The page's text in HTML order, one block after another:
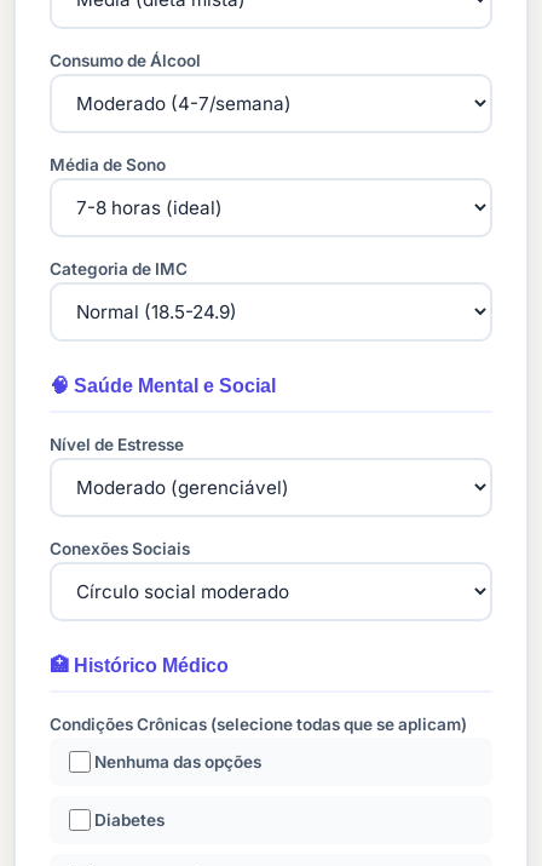
Consumo de Álcool
Média de Sono
Categoria de IMC
🧠 Saúde Mental e Social
Nível de Estresse
Conexões Sociais
🏥 Histórico Médico
Condições Crônicas (selecione todas que se aplicam)
Nenhuma das opções
Diabetes